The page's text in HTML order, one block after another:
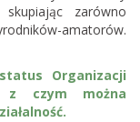
zarówno
amatorów.
Organizacji
z czym można